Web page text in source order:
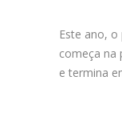
Este ano,
começa na
e termina